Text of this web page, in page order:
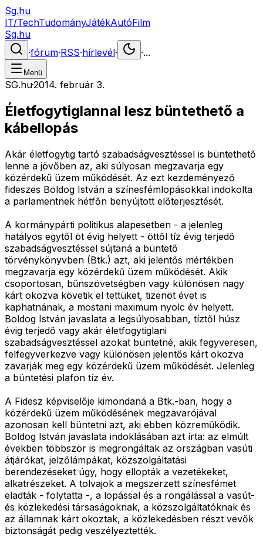
Sg.hu
IT/TechTudományJátékAutóFilm
Sg.hu
·fórum·RSS·hírlevél· ·...
Menü
SG.hu·2014. február 3.
Életfogytiglannal lesz büntethető a
kábellopás
Akár életfogytig tartó szabadságvesztéssel is büntethető
lenne a jövőben az, aki súlyosan megzavarja egy
közérdekű üzem működését. Az ezt kezdeményező
fideszes Boldog István a színesfémlopásokkal indokolta
a parlamentnek hétfőn benyújtott előterjesztését.
A kormánypárti politikus alapesetben - a jelenleg
hatályos egytől öt évig helyett - öttől tíz évig terjedő
szabadságvesztéssel sújtaná a büntető
törvénykönyvben (Btk.) azt, aki jelentős mértékben
megzavarja egy közérdekű üzem működését. Akik
csoportosan, bűnszövetségben vagy különösen nagy
kárt okozva követik el tettüket, tizenöt évet is
kaphatnának, a mostani maximum nyolc év helyett.
Boldog István javaslata a legsúlyosabban, tíztől húsz
évig terjedő vagy akár életfogytiglani
szabadságvesztéssel azokat büntetné, akik fegyveresen,
felfegyverkezve vagy különösen jelentős kárt okozva
zavarják meg egy közérdekű üzem működését. Jelenleg
a büntetési plafon tíz év.
A Fidesz képviselője kimondaná a Btk.-ban, hogy a
közérdekű üzem működésének megzavarójával
azonosan kell büntetni azt, aki ebben közreműködik.
Boldog István javaslata indoklásában azt írta: az elmúlt
években többször is megrongáltak az országban vasúti
átjárókat, jelzőlámpákat, közszolgáltatási
berendezéseket úgy, hogy ellopták a vezetékeket,
alkatrészeket. A tolvajok a megszerzett színesfémet
eladták - folytatta -, a lopással és a rongálással a vasút-
és közlekedési társaságoknak, a közszolgáltatóknak és
az államnak kárt okoztak, a közlekedésben részt vevők
biztonságát pedig veszélyeztették.